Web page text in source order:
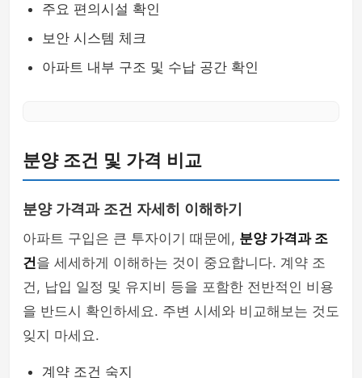
주요 편의시설 확인
보안 시스템 체크
아파트 내부 구조 및 수납 공간 확인
분양 조건 및 가격 비교
분양 가격과 조건 자세히 이해하기
아파트 구입은 큰 투자이기 때문에, 분양 가격과 조
건을 세세하게 이해하는 것이 중요합니다. 계약 조
건, 납입 일정 및 유지비 등을 포함한 전반적인 비용
을 반드시 확인하세요. 주변 시세와 비교해보는 것도
잊지 마세요.
계약 조건 숙지